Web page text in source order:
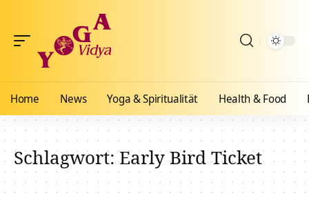
Home News Yoga & Spiritualität Health & Food
Schlagwort:Early Bird Ticket